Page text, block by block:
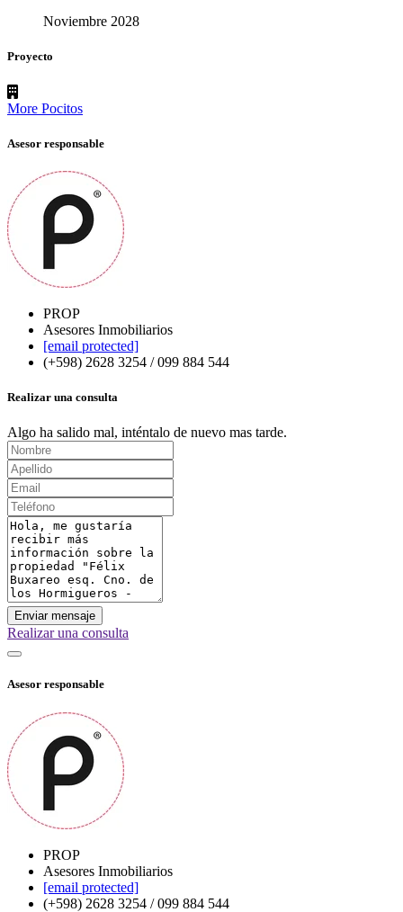
Noviembre 2028
Proyecto
More Pocitos
Asesor responsable
PROP
Asesores Inmobiliarios
[email protected]
(+598) 2628 3254 / 099 884 544
Realizar una consulta
Algo ha salido mal, inténtalo de nuevo mas tarde.
Enviar mensaje
Realizar una consulta
Asesor responsable
PROP
Asesores Inmobiliarios
[email protected]
(+598) 2628 3254 / 099 884 544